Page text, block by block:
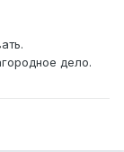
дело.